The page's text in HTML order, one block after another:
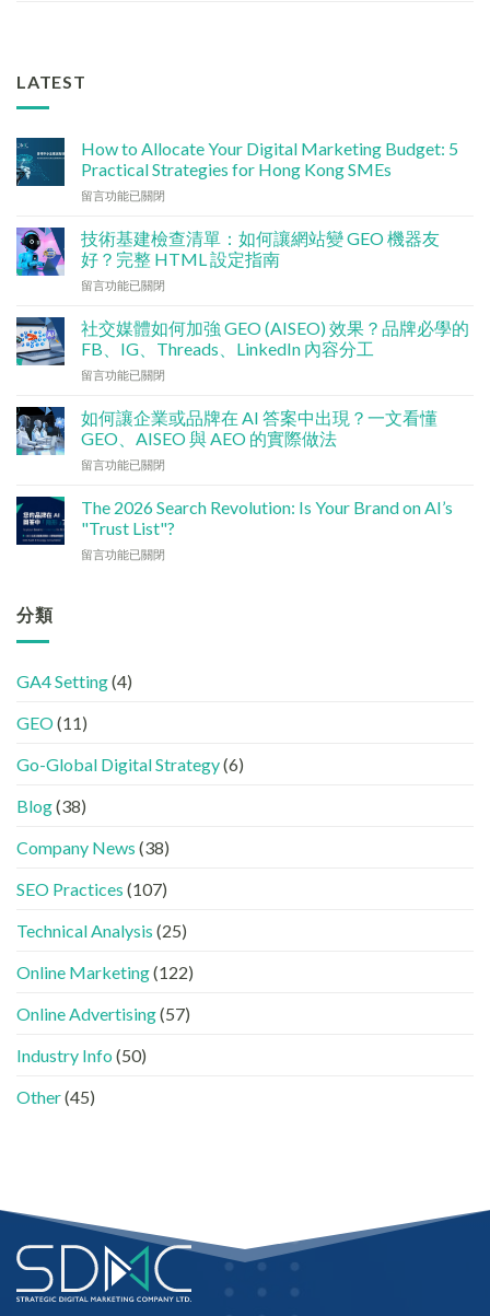
LATEST
How to Allocate Your Digital Marketing Budget: 5
Practical Strategies for Hong Kong SMEs
在
碼
行
銷
預
點
分
香
中
小
5
用
策
留言功能已關閉
技術基建檢查清單：如何讓網站變 GEO 機器友
好？完整 HTML 設定指南
在
術
基
建
檢
清
單：
何
網
站
GEO
整
HTML
定
南〉
留言功能已關閉
社交媒體如何加強 GEO (AISEO) 效果？品牌必學的
FB、IG、Threads、LinkedIn 內容分工
在
交
媒
體
如
加
強
(AISEO)
的
IG、
LinkedIn
容
中
留言功能已關閉
如何讓企業或品牌在 AI 答案中出現？一文看懂
GEO、AISEO 與 AEO 的實際做法
在
何
業
案
出
一
看
懂
AISEO
AEO
實
做
留言功能已關閉
The 2026 Search Revolution: Is Your Brand on AI’s
"Trust List"?
在
已
進
代
品
如
進
的
任
單」？〉
留言功能已關閉
分類
GA4 Setting(4)
GEO(11)
Go-Global Digital Strategy(6)
Blog(38)
Company News (38)
SEO Practices (107)
Technical Analysis (25)
Online Marketing(122)
Online Advertising(57)
Industry Info (50)
Other(45)